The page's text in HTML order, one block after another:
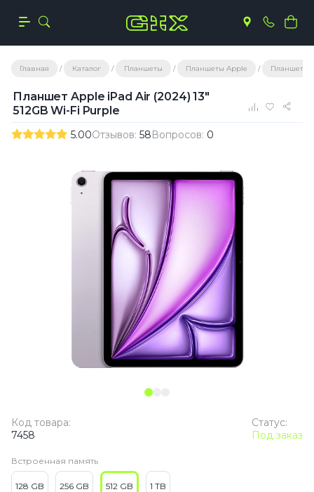
Главная Каталог Планшеты Планшеты Apple Планшеты
Планшет Apple iPad Air (2024) 13"
512GB Wi-Fi Purple
5.00Отзывов: 58Вопросов: 0
Статус:
Под заказ
Код товара:
7458
Встроенная память
128 GB 256 GB 512 GB 1 TB